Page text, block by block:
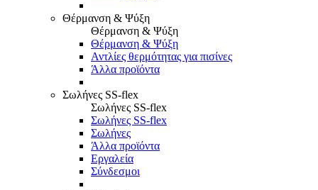
Θέρμανση & Ψύξη
Θέρμανση & Ψύξη
Θέρμανση & Ψύξη
Αντλίες θερμότητας για πισίνες
Άλλα προϊόντα
Σωλήνες SS-flex
Σωλήνες SS-flex
Σωλήνες SS-flex
Σωλήνες
Άλλα προϊόντα
Εργαλεία
Σύνδεσμοι